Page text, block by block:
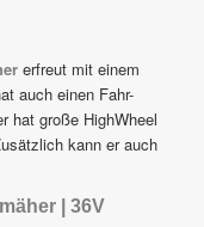
erfreut mit einem
auch einen Fahr-
hat große HighWheel
kann er auch
| 36V